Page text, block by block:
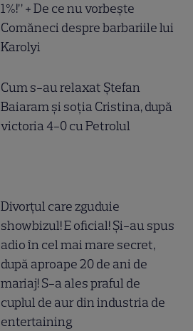
1%!” + De ce nu vorbește
Comăneci despre barbariile lui
Karolyi
Cum s-au relaxat Ștefan
Baiaram și soția Cristina, după
victoria 4-0 cu Petrolul
Divorțul care zguduie
showbizul! E oficial! Și-au spus
adio în cel mai mare secret,
după aproape 20 de ani de
mariaj! S-a ales praful de
cuplul de aur din industria de
entertaining